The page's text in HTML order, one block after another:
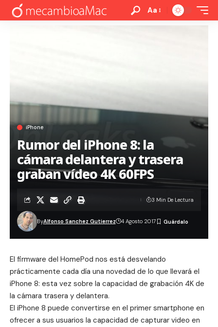
Aa
iPhone
Rumor del iPhone 8: la
cámara delantera y trasera
graban vídeo 4K 60FPS
ByAlfonso Sanchez Gutierrez 4 Agosto 2017
3 Min De Lectura
El firmware del HomePod nos está desvelando
prácticamente cada día una novedad de lo que llevará el
iPhone 8: esta vez sobre la capacidad de grabación 4K de
la cámara trasera y delantera.
El iPhone 8 puede convertirse en el primer smartphone en
ofrecer a sus usuarios la capacidad de capturar video en